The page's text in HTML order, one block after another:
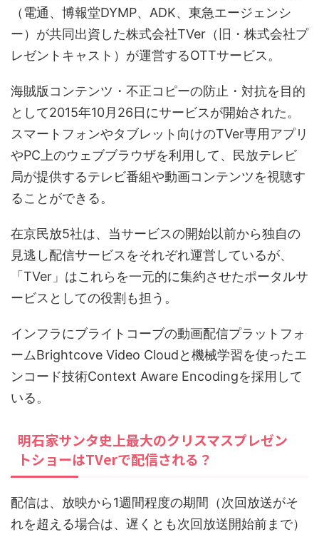
（電通、博報堂DYMP、ADK、東急エージェンシ
ー）が共同出資した株式会社TVer（旧・株式会社プ
レゼントキャスト）が運営するOTTサービス。
海賊版コンテンツ・不正コピーの防止・対抗を目的
として2015年10月26日にサービスが開始された。
スマートフォンやタブレット向けのTVer専用アプリ
やPC上のウェブブラウザを利用して、民放テレビ
局が提供するテレビ番組や動画コンテンツを視聴す
ることができる。
在京民放5社は、当サービスの開始以前から独自の
見逃し配信サービスをそれぞれ運営しているが、
「TVer」はこれらを一元的に集約させたポータルサ
ービスとしての役割も担う。
インフラにブライトコーブの動画配信プラットフォ
ームBrightcove Video Cloudと機械学習を使ったエ
ンコード技術Context Aware Encodingを採用して
いる。
明石家サンタ史上最大のクリスマスプレゼン
トショーはTVerで配信される？
配信は、放映から1週間程度の期間（次回放送がそ
れを超える場合は、遅くとも次回放送開始前まで）